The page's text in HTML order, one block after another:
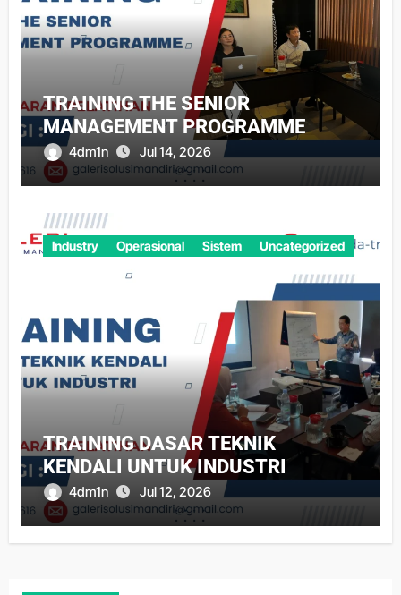
TRAINING THE SENIOR
MANAGEMENT PROGRAMME
4dm1n Jul 14, 2026
Industry Operasional Sistem Uncategorized
TRAINING DASAR TEKNIK
KENDALI UNTUK INDUSTRI
4dm1n Jul 12, 2026